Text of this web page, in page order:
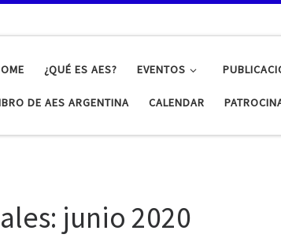
¿QUÉ ES AES? EVENTOS
DE AES ARGENTINA CALENDAR
junio 2020